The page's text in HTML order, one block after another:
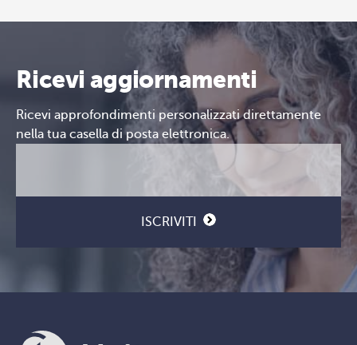
Ricevi aggiornamenti
Ricevi approfondimenti personalizzati direttamente
nella tua casella di posta elettronica.
ISCRIVITI